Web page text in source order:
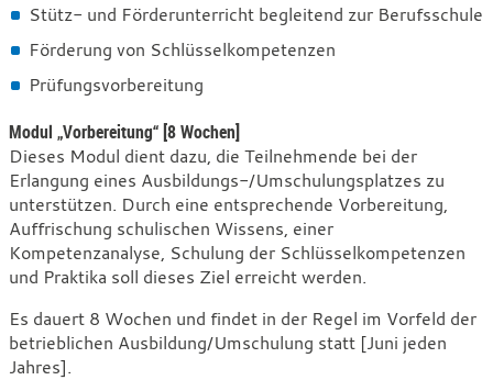
Stütz- und Förderunterricht begleitend zur Berufsschule
Förderung von Schlüsselkompetenzen
Prüfungsvorbereitung
Modul „Vorbereitung“ [8 Wochen]
Dieses Modul dient dazu, die Teilnehmende bei der
Erlangung eines Ausbildungs-/Umschulungsplatzes zu
unterstützen. Durch eine entsprechende Vorbereitung,
Auffrischung schulischen Wissens, einer
Kompetenzanalyse, Schulung der Schlüsselkompetenzen
und Praktika soll dieses Ziel erreicht werden.
Es dauert 8 Wochen und findet in der Regel im Vorfeld der
betrieblichen Ausbildung/Umschulung statt [Juni jeden
Jahres].